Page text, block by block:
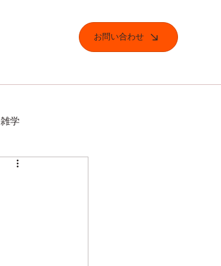
お問い合わせ
雑学